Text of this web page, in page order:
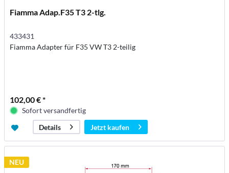
Fiamma Adap.F35 T3 2-tlg.
433431
Fiamma Adapter für F35 VW T3 2-teilig
102,00 € *
Sofort versandfertig
Details
Jetzt kaufen
NEU